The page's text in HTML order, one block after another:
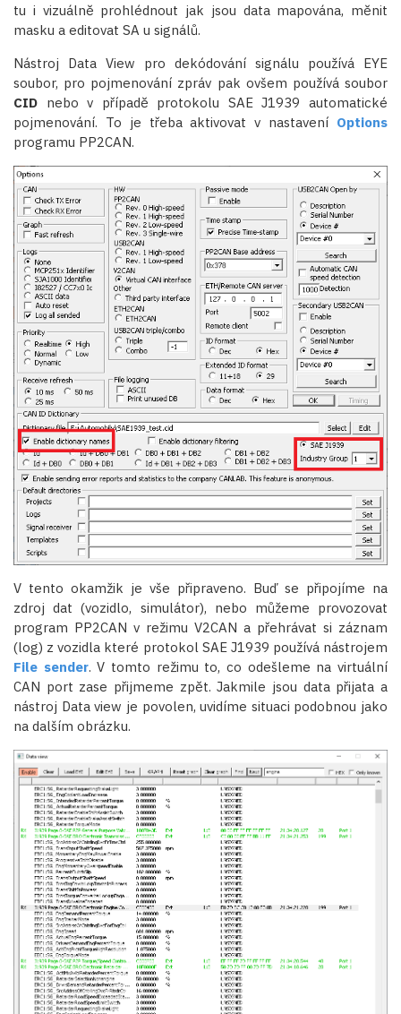
tu i vizuálně prohlédnout jak jsou data mapována, měnit
masku a editovat SA u signálů.
Nástroj Data View pro dekódování signálu používá EYE
soubor, pro pojmenování zpráv pak ovšem používá soubor
CID nebo v případě protokolu SAE J1939 automatické
pojmenování. To je třeba aktivovat v nastavení Options
programu PP2CAN.
V tento okamžik je vše připraveno. Buď se připojíme na
zdroj dat (vozidlo, simulátor), nebo můžeme provozovat
program PP2CAN v režimu V2CAN a přehrávat si záznam
(log) z vozidla které protokol SAE J1939 používá nástrojem
File sender. V tomto režimu to, co odešleme na virtuální
CAN port zase přijmeme zpět. Jakmile jsou data přijata a
nástroj Data view je povolen, uvidíme situaci podobnou jako
na dalším obrázku.